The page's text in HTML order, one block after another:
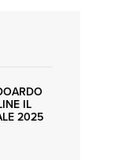
IL
2025